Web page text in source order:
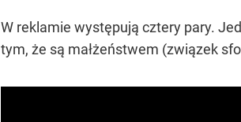
W reklamie występują cztery pary.
tym, że są małżeństwem (związek